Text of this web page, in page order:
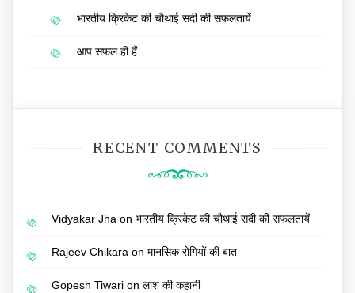
भारतीय क्रिकेट की चौथाई सदी की सफलतायें
आप सफल ही हैं
RECENT COMMENTS
Vidyakar Jha on भारतीय क्रिकेट की चौथाई सदी की सफलतायें
Rajeev Chikara on मानसिक रोगियों की बात
Gopesh Tiwari on लाश की कहानी